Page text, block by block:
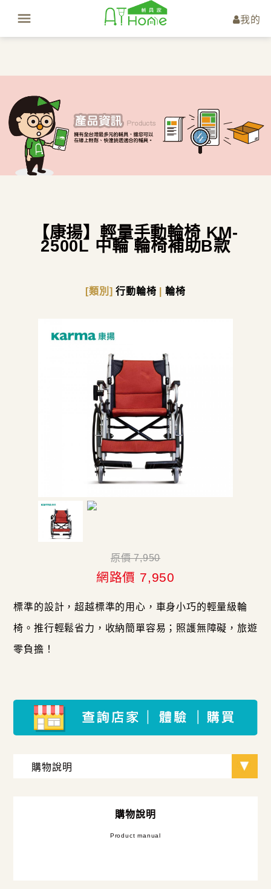
我的
【康揚】輕量手動輪椅 KM-
2500L 中輪 輪椅補助B款
[類別]行動輪椅 輪椅
原價 7,950
網路價 7,950
標準的設計，超越標準的用心，車身小巧的輕量級輪
椅。推行輕鬆省力，收納簡單容易；照護無障礙，旅遊
零負擔！
購物說明
Product manual